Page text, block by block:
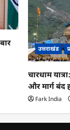
उत्तराखंड
चारधाम
और मार्ग बंद
Fark India